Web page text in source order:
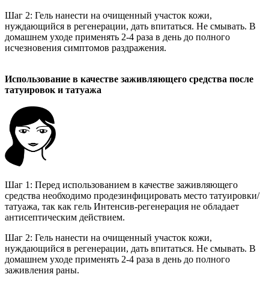
Шаг 2: Гель нанести на очищенный участок кожи,
нуждающийся в регенерации, дать впитаться. Не смывать. В
домашнем уходе применять 2-4 раза в день до полного
исчезновения симптомов раздражения.
Использование в качестве заживляющего средства после
татуировок и татуажа
Шаг 1: Перед использованием в качестве заживляющего
средства необходимо продезинфицировать место татуировки/
татуажа, так как гель Интенсив-регенерация не обладает
антисептическим действием.
Шаг 2: Гель нанести на очищенный участок кожи,
нуждающийся в регенерации, дать впитаться. Не смывать. В
домашнем уходе применять 2-4 раза в день до полного
заживления раны.